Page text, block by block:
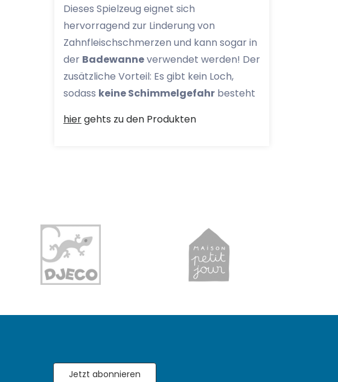
Dieses Spielzeug eignet sich
hervorragend zur Linderung von
Zahnfleischschmerzen und kann sogar in
der Badewanneverwendet werden! Der
zusätzliche Vorteil: Es gibt kein Loch,
sodass keine Schimmelgefahr besteht
hiergehts zu den Produkten
Jetzt abonnieren